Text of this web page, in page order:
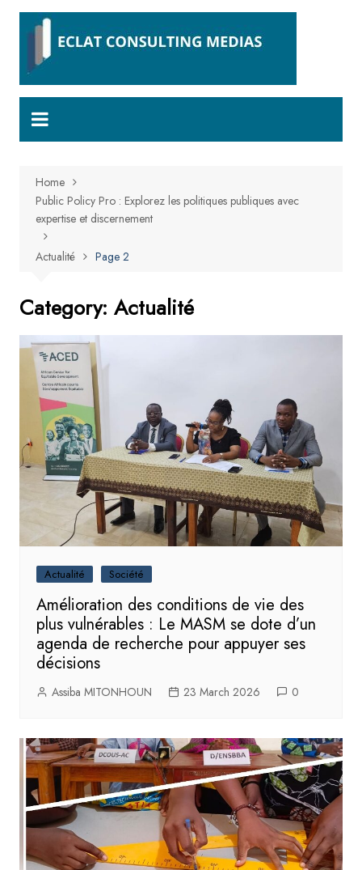
Skip
Home
Public Policy Pro : Explorez les politiques publiques avec
expertise et discernement
Actualité Page 2
Category: Actualité
Actualité Société
Amélioration des conditions de vie des
plus vulnérables : Le MASM se dote d’un
agenda de recherche pour appuyer ses
décisions
Assiba MITONHOUN 23 March 2026 0